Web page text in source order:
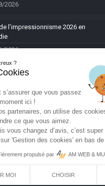
2026
l’impressionnisme 2026 en
2026
des cookies
?
s’assurer que vous passez
ici !
partenaires, on utilise des
ce que vous aimez.
vous changez d’avis, c’est
'Gestion des cookies' en bas de
propulsé par AM WEB &
MOI CHOISIR